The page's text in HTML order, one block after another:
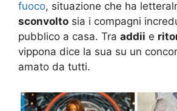
fuoco, situazione che ha
sconvolto sia i compagni
pubblico a casa. Tra addii e
vippona dice la sua su un
amato da tutti.